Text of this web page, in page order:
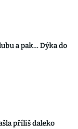
a pak… Dýka do
příliš daleko